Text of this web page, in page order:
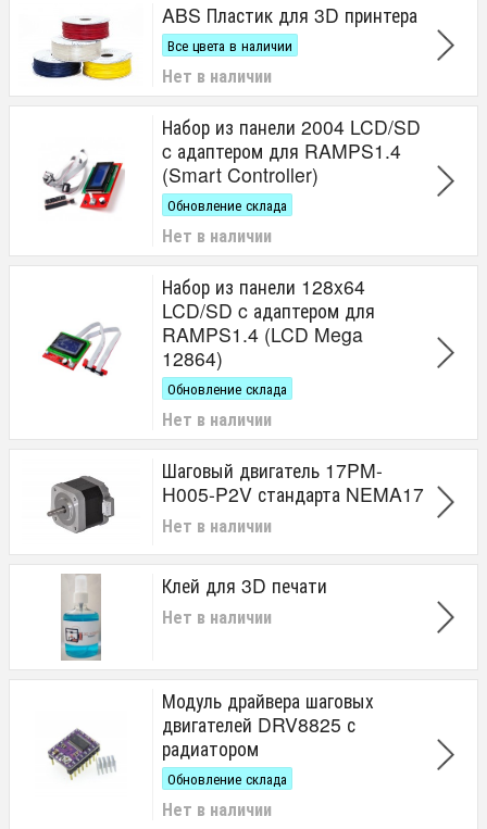
ABS Пластик для 3D принтера
Все цвета в наличии
Нет в наличии
Набор из панели 2004 LCD/SD
c адаптером для RAMPS1.4
(Smart Controller)
Обновление склада
Нет в наличии
Набор из панели 128x64
LCD/SD c адаптером для
RAMPS1.4 (LCD Mega
12864)
Обновление склада
Нет в наличии
Шаговый двигатель 17PM-
H005-P2V стандарта NEMA17
Нет в наличии
Клей для 3D печати
Нет в наличии
Модуль драйвера шаговых
двигателей DRV8825 с
радиатором
Обновление склада
Нет в наличии